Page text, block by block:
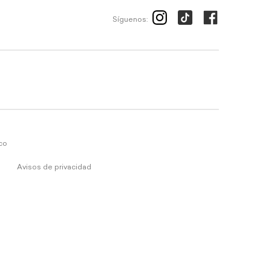
Síguenos:
Avisos de privacidad